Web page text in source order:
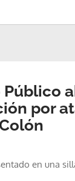
por
en una